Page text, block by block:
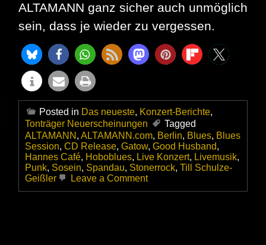
ALTAMANN ganz sicher auch unmöglich
sein, dass je wieder zu vergessen.
Posted in Das neueste, Konzert-Berichte,
Tonträger Neuerscheinungen
Tagged
ALTAMANN , ALTAMANN.com, Berlin, Blues, Blues
Session, CD Release, Gatow, Good Husband,
Hannes Café, Hoboblues, Live Konzert, Livemusik,
Punk, Sosein, Spandau, Stonerrock, Till Schulze-
Geißler
Leave a Commenton